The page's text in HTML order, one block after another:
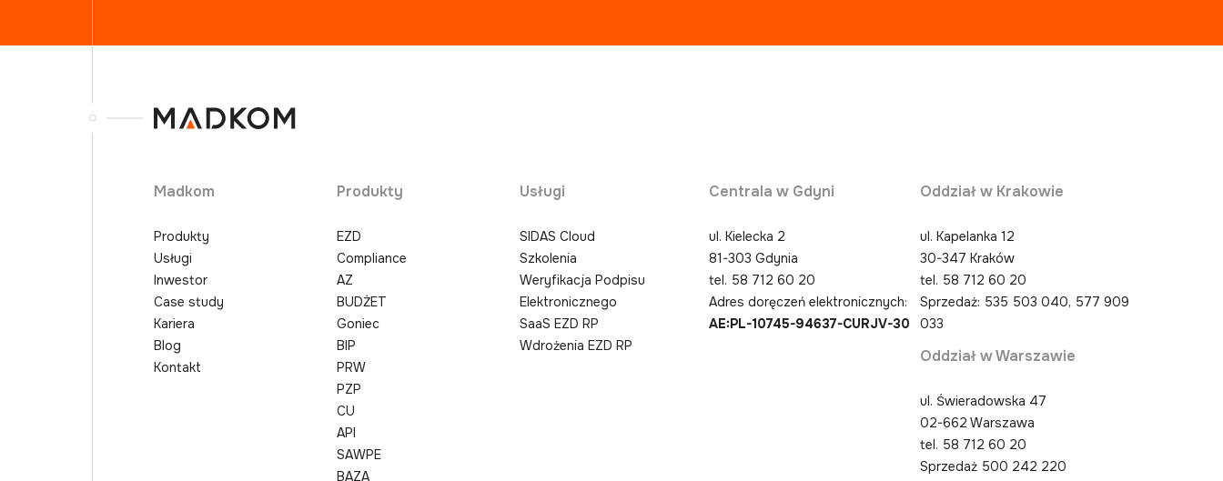
Madkom
Produkty
Usługi
Inwestor
Case study
Kariera
Blog
Kontakt
Produkty
EZD
Compliance
AZ
BUDŻET
Goniec
BIP
PRW
PZP
CU
API
SAWPE
BAZA
Usługi
SIDAS Cloud
Szkolenia
Weryfikacja Podpisu
Elektronicznego
SaaS EZD RP
Wdrożenia EZD RP
Centrala w Gdyni
ul. Kielecka 2
81-303 Gdynia
tel. 58 712 60 20
Adres doręczeń elektronicznych:
AE:PL-10745-94637-CURJV-30
Oddział w Krakowie
ul. Kapelanka 12
30-347 Kraków
tel. 58 712 60 20
Sprzedaż: 535 503 040, 577 909
033
Oddział w Warszawie
ul. Świeradowska 47
02-662 Warszawa
tel. 58 712 60 20
Sprzedaż 500 242 220